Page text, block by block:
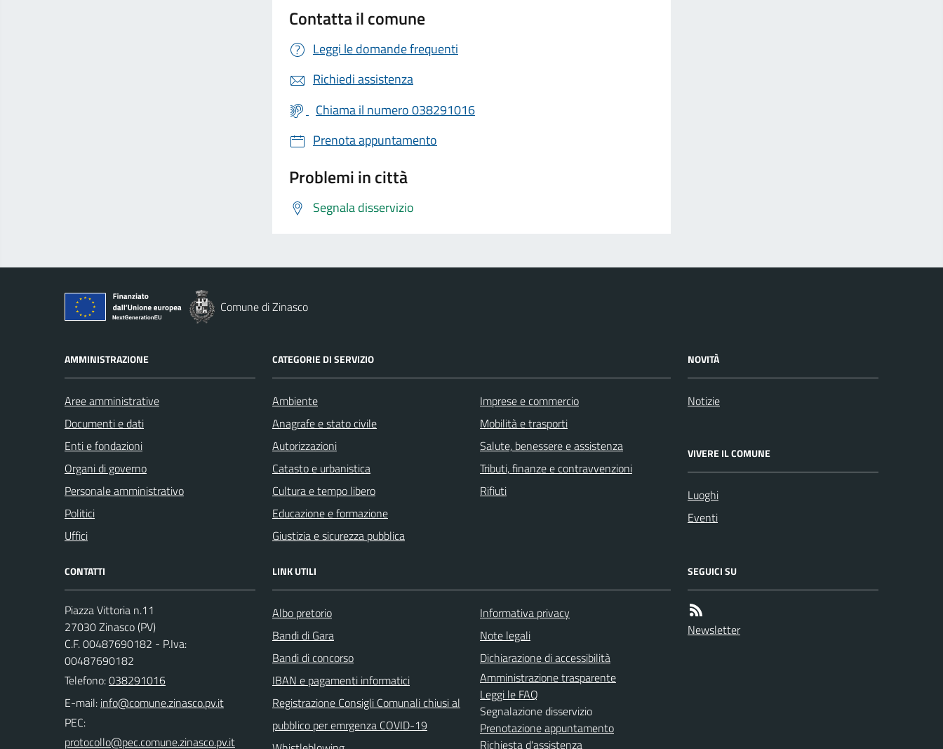
Contatta il comune
Leggi le domande frequenti
Richiedi assistenza
Chiama il numero 038291016
Prenota appuntamento
Problemi in città
Segnala disservizio
Comune di Zinasco
AMMINISTRAZIONE
Aree amministrative
Documenti e dati
Enti e fondazioni
Organi di governo
Personale amministrativo
Politici
Uffici
CATEGORIE DI SERVIZIO
Ambiente
Anagrafe e stato civile
Autorizzazioni
Catasto e urbanistica
Cultura e tempo libero
Educazione e formazione
Giustizia e sicurezza pubblica
Imprese e commercio
Mobilità e trasporti
Salute, benessere e assistenza
Tributi, finanze e contravvenzioni
Rifiuti
NOVITÀ
Notizie
VIVERE IL COMUNE
Luoghi
Eventi
CONTATTI
Piazza Vittoria n.11
27030 Zinasco (PV)
C.F. 00487690182 - P.Iva:
00487690182
Telefono:038291016
E-mail:
PEC:
LINK UTILI
Albo pretorio
Bandi di Gara
Bandi di concorso
IBAN e pagamenti informatici
Registrazione Consigli Comunali chiusi al
pubblico per emrgenza COVID-19
Informativa privacy
Note legali
Dichiarazione di accessibilità
Amministrazione trasparente
Leggi le FAQ
Segnalazione disservizio
Prenotazione appuntamento
Richiesta d'assistenza
SEGUICI SU
Newsletter